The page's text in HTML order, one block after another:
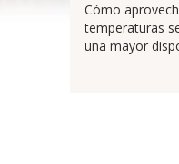
Cómo
temperaturas
una mayor